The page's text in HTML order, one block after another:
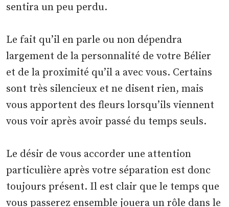
sentira un peu perdu.
Le fait qu’il en parle ou non dépendra
largement de la personnalité de votre Bélier
et de la proximité qu’il a avec vous. Certains
sont très silencieux et ne disent rien, mais
vous apportent des fleurs lorsqu’ils viennent
vous voir après avoir passé du temps seuls.
Le désir de vous accorder une attention
particulière après votre séparation est donc
toujours présent. Il est clair que le temps que
vous passerez ensemble jouera un rôle dans le